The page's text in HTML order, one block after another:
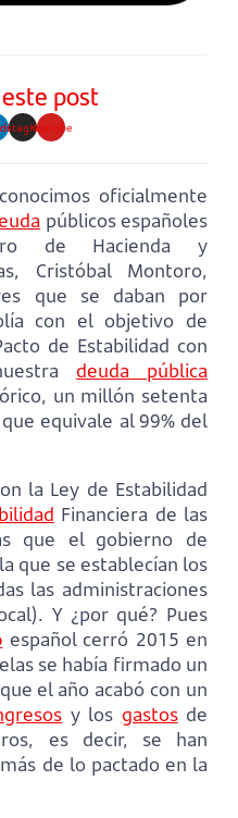
post
Youtube
oficialmente
públicos españoles
de Hacienda y
Cristóbal Montoro,
que se daban por
con el objetivo de
de Estabilidad con
deuda pública
un millón setenta
equivale al 99% del
la Ley de Estabilidad
Financiera de las
que el gobierno de
que se establecían los
las administraciones
Y ¿por qué? Pues
español cerró 2015 en
se había firmado un
el año acabó con un
y los gastosde
es decir, se han
de lo pactado en la